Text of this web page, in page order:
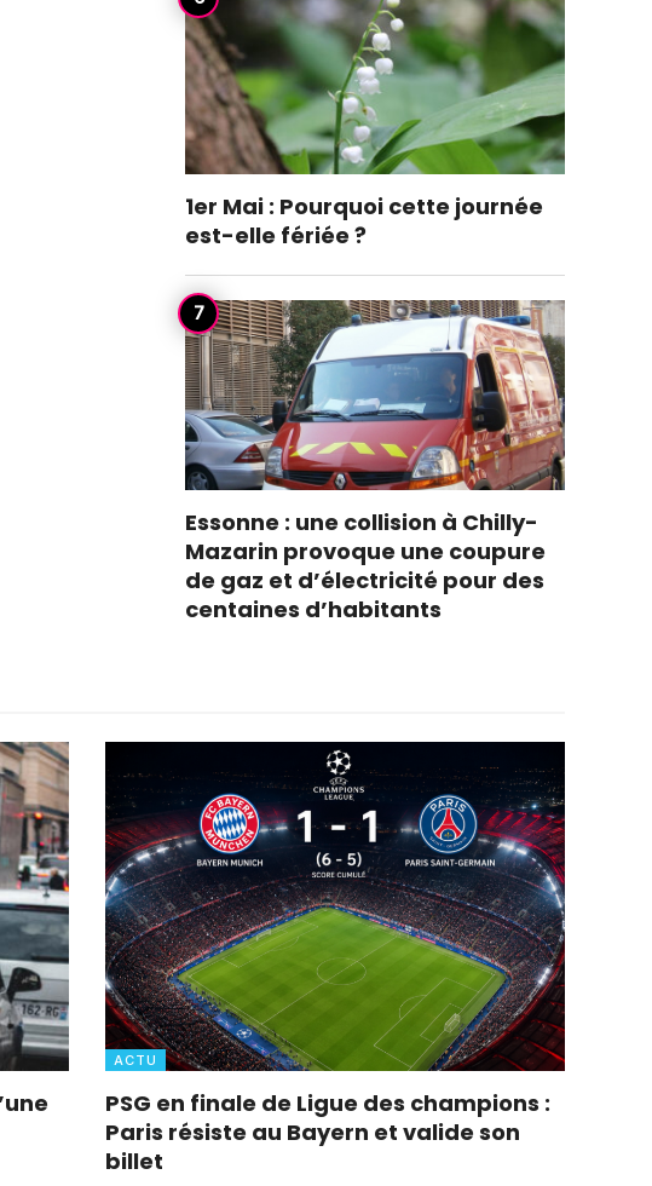
1er Mai : Pourquoi cette journée
est-elle fériée ?
Essonne : une collision à Chilly-
Mazarin provoque une coupure
de gaz et d’électricité pour des
centaines d’habitants
ACTU
PSG en finale de Ligue des champions :
Paris résiste au Bayern et valide son
billet